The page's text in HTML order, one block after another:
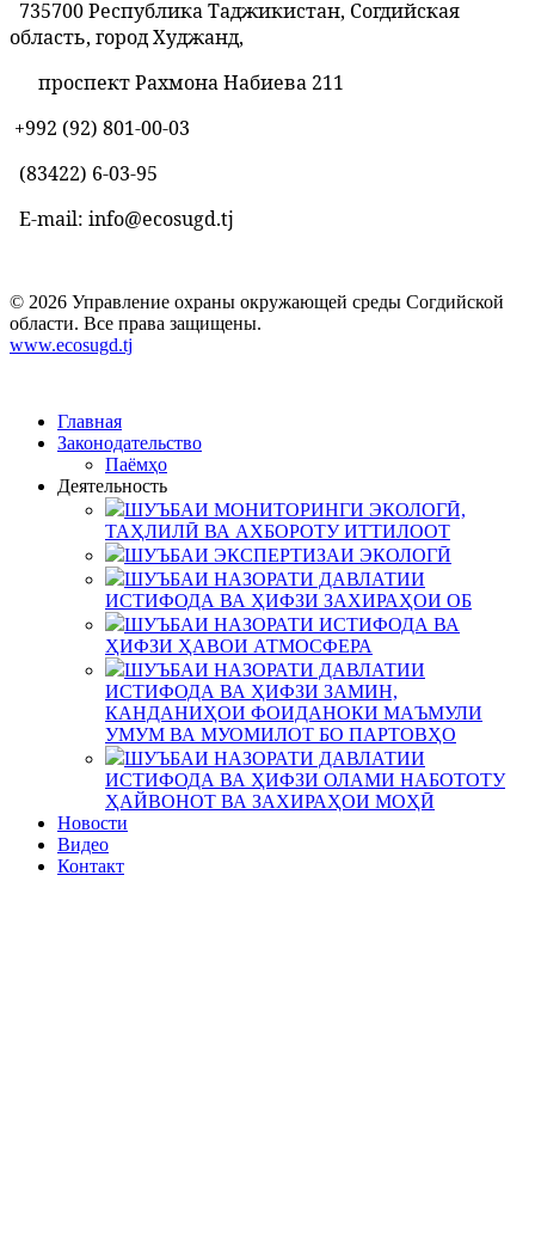
735700 Республика Таджикистан, Согдийская
область, город Худжанд,
проспект Рахмона Набиева 211
+992 (92) 801-00-03
(83422) 6-03-95
E-mail: info@ecosugd.tj
© 2026 Управление охраны окружающей среды Согдийской
области. Все права защищены.
www.ecosugd.tj
Главная
Законодательство
Паёмҳо
Деятельность
ШУЪБАИ МОНИТОРИНГИ ЭКОЛОГӢ,
ТАҲЛИЛӢ ВА АХБОРОТУ ИТТИЛООТ
ШУЪБАИ ЭКСПЕРТИЗАИ ЭКОЛОГӢ
ШУЪБАИ НАЗОРАТИ ДАВЛАТИИ
ИСТИФОДА ВА ҲИФЗИ ЗАХИРАҲОИ ОБ
ШУЪБАИ НАЗОРАТИ ИСТИФОДА ВА
ҲИФЗИ ҲАВОИ АТМОСФЕРА
ШУЪБАИ НАЗОРАТИ ДАВЛАТИИ
ИСТИФОДА ВА ҲИФЗИ ЗАМИН,
КАНДАНИҲОИ ФОИДАНОКИ МАЪМУЛИ
УМУМ ВА МУОМИЛОТ БО ПАРТОВҲО
ШУЪБАИ НАЗОРАТИ ДАВЛАТИИ
ИСТИФОДА ВА ҲИФЗИ ОЛАМИ НАБОТОТУ
ҲАЙВОНОТ ВА ЗАХИРАҲОИ МОҲӢ
Новости
Видео
Контакт